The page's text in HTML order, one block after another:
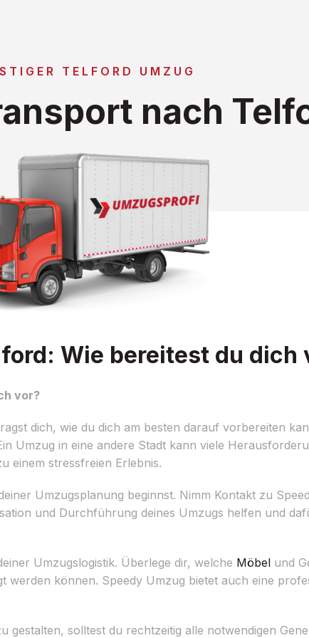
TELFORD UMZUG
nach
Wie bereitest du dich
vor?
dich, wie du dich am besten darauf vorbereiten
Umzug in eine andere Stadt kann viele
einem stressfreien Erlebnis.
Umzugsplanung beginnst. Nimm Kontakt zu
und Durchführung deines Umzugs helfen und
Umzugslogistik. Überlege dir, welche Möbel und
werden können. Speedy Umzug bietet auch eine
gestalten, solltest du rechtzeitig alle notwendigen